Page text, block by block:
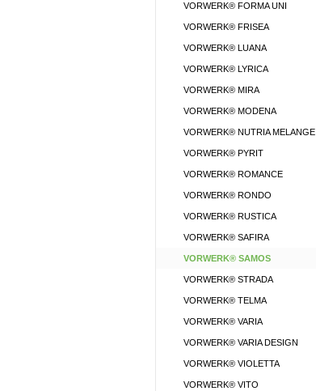
VORWERK® FORMA UNI
VORWERK® FRISEA
VORWERK® LUANA
VORWERK® LYRICA
VORWERK® MIRA
VORWERK® MODENA
VORWERK® NUTRIA MELANGE
VORWERK® PYRIT
VORWERK® ROMANCE
VORWERK® RONDO
VORWERK® RUSTICA
VORWERK® SAFIRA
VORWERK® SAMOS
VORWERK® STRADA
VORWERK® TELMA
VORWERK® VARIA
VORWERK® VARIA DESIGN
VORWERK® VIOLETTA
VORWERK® VITO